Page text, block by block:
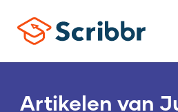
Artikelen van